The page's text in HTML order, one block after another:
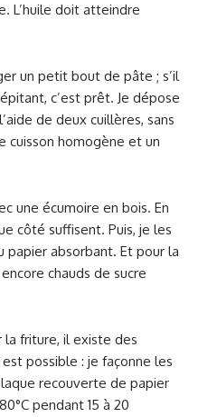
L’huile doit atteindre
un petit bout de pâte ; s’il
c’est prêt. Je dépose
de deux cuillères, sans
cuisson homogène et un
une écumoire en bois. En
côté suffisent. Puis, je les
absorbant. Et pour la
chauds de sucre
la friture, il existe des
possible : je façonne les
recouverte de papier
pendant 15 à 20